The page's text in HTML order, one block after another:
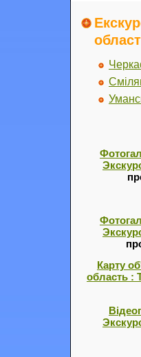
Карту
область :